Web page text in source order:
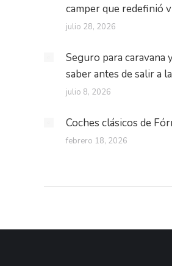
camper que redefinió
julio 28, 2026
Seguro para caravana
saber antes de salir a
julio 8, 2026
Coches clásicos de
febrero 18, 2026